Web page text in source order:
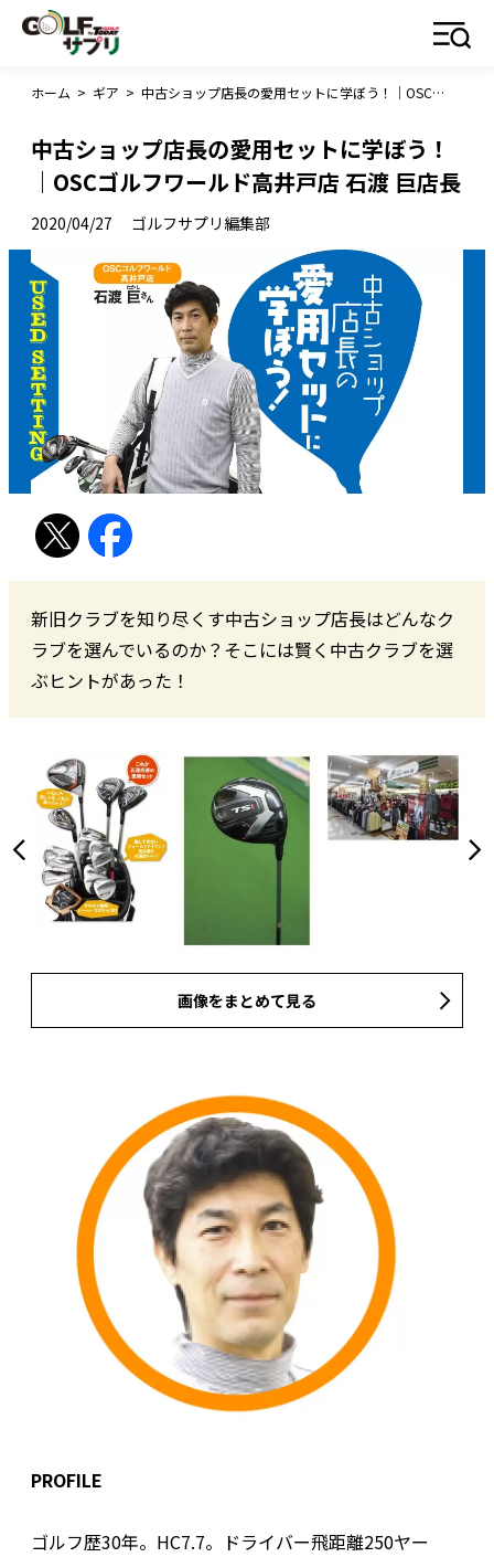
ホーム > ギア > 中古ショップ店長の愛用セットに学ぼう！｜OSCゴルフワールド高井戸店 石渡 巨店長
中古ショップ店長の愛用セットに学ぼう！
｜OSCゴルフワールド高井戸店 石渡 巨店長
2020/04/27 ゴルフサプリ編集部
新旧クラブを知り尽くす中古ショップ店長はどんなク
ラブを選んでいるのか？そこには賢く中古クラブを選
ぶヒントがあった！
画像をまとめて見る
PROFILE
ゴルフ歴30年。HC7.7。ドライバー飛距離250ヤー